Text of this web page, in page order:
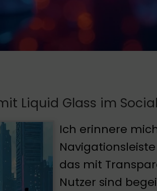
Liquid Glass im
Ich erinnere
das mit
Nutzer sind